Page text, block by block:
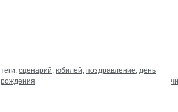
теги: сценарий, юбилей, поздравление, день
рождения